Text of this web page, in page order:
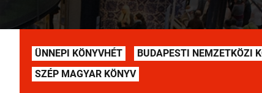
ÜNNEPI KÖNYVHÉT
BUDAPESTI NEMZETKÖZI
SZÉP MAGYAR KÖNYV